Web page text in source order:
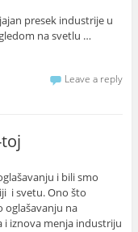
presek industrije u
na svetlu …
Leave a reply
i bili smo
i svetu. Ono što
oglašavanju na
iznova menja industriju